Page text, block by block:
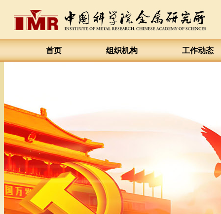
首页 组织机构 工作动态